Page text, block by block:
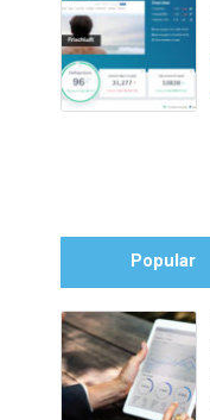
Popular